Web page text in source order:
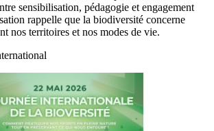
sensibilisation, pédagogie et engagement
rappelle que la biodiversité concerne
nos territoires et nos modes de vie.